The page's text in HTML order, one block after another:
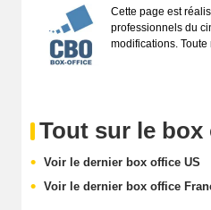
Cette page est
professionnels du
modifications.
Tout sur le box
Voir le dernier box office US
Voir le dernier box office